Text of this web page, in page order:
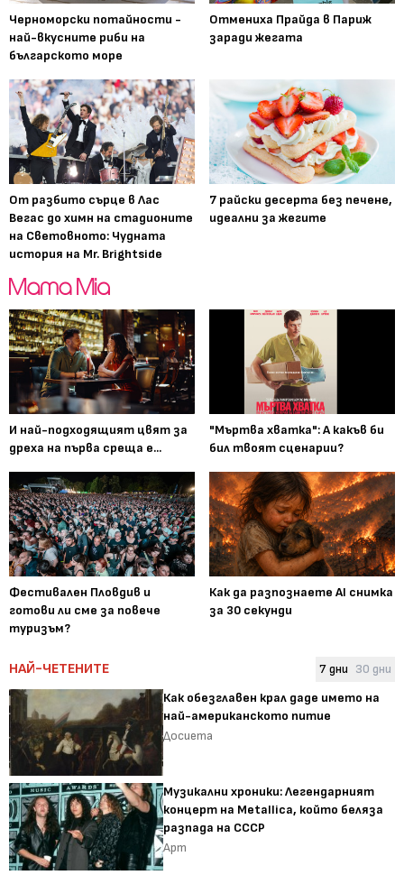
Черноморски потайности -
най-вкусните риби на
българското море
Отмениха Прайда в Париж
заради жегата
От разбито сърце в Лас
Вегас до химн на стадионите
на Световното: Чудната
история на Mr. Brightside
7 райски десерта без печене,
идеални за жегите
И най-подходящият цвят за
дреха на първа среща е...
"Мъртва хватка": А какъв би
бил твоят сценарии?
Фестивален Пловдив и
готови ли сме за повече
туризъм?
Как да разпознаете AI снимка
за 30 секунди
НАЙ-ЧЕТЕНИТЕ 7 дни 30 дни
Как обезглавен крал даде името на
най-американското питие
Досиета
Музикални хроники: Легендарният
концерт на Metallica, който беляза
разпада на СССР
Арт